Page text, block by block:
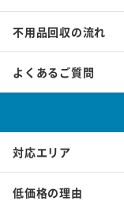
不用品回収の流れ
よくあるご質問
対応エリア
低価格の理由